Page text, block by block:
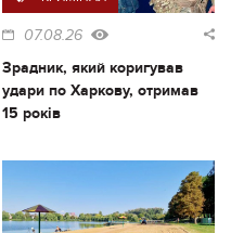
07.08.26
Зрадник, який коригував
удари по Харкову, отримав
15 років